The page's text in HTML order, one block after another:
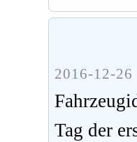
2016-12-26
Tag der